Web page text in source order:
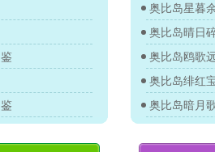
奥比岛星暮
奥比岛晴日
奥比岛鸥歌
奥比岛绯红
奥比岛暗月